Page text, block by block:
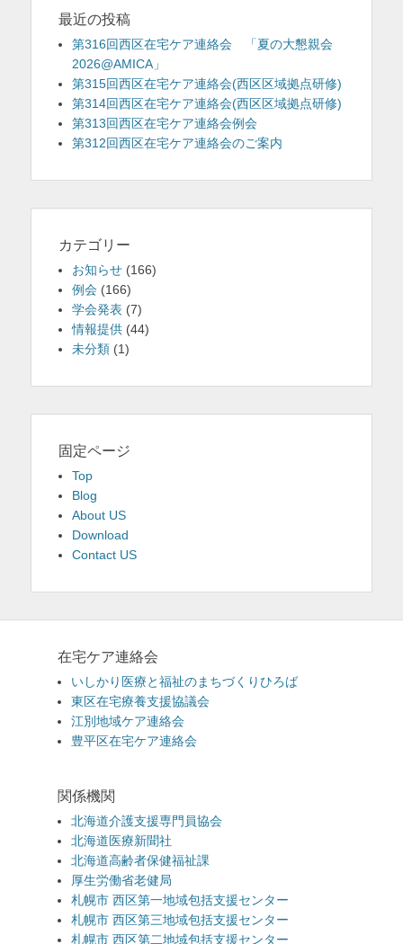
最近の投稿
第316回西区在宅ケア連絡会 「夏の大懇親会
2026@AMICA」
第315回西区在宅ケア連絡会(西区区域拠点研修)
第314回西区在宅ケア連絡会(西区区域拠点研修)
第313回西区在宅ケア連絡会例会
第312回西区在宅ケア連絡会のご案内
カテゴリー
お知らせ (166)
例会 (166)
学会発表 (7)
情報提供 (44)
未分類 (1)
固定ページ
Top
Blog
About US
Download
Contact US
在宅ケア連絡会
いしかり医療と福祉のまちづくりひろば
東区在宅療養支援協議会
江別地域ケア連絡会
豊平区在宅ケア連絡会
関係機関
北海道介護支援専門員協会
北海道医療新聞社
北海道高齢者保健福祉課
厚生労働省老健局
札幌市 西区第一地域包括支援センター
札幌市 西区第三地域包括支援センター
札幌市 西区第二地域包括支援センター